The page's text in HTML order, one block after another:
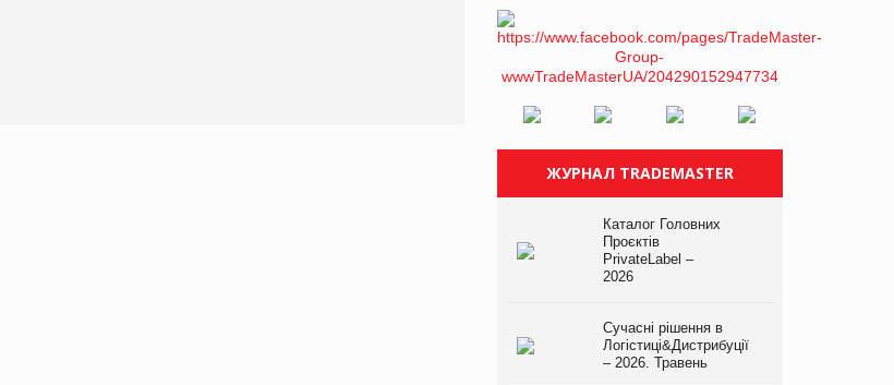
ЖУРНАЛ TRADEMASTER
Каталог Головних
Проєктів
PrivateLabel –
2026
Сучасні рішення в
Логістиці&Дистрибуції
– 2026. Травень